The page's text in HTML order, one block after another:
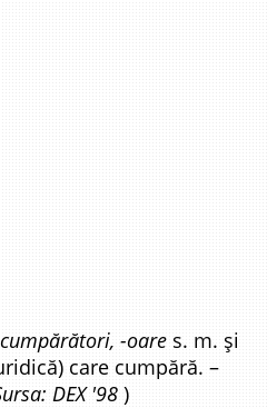
cumpărători, -oare s. m. și
care cumpără. –
DEX '98 )